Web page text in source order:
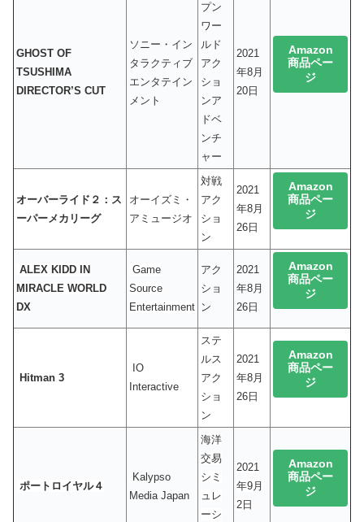
GHOST OF
TSUSHIMA
DIRECTOR’S CUT
ソニー・イン
タラクティブ
エンタテイン
メント
プン
ワー
ルド
アク
ショ
ンア
ドベ
ンチ
ャー
2021
年8月
20日
Amazon
商品ペー
ジ
オーバーライド２：ス
ーパーメカリーグ
オーイズミ・
アミュージオ
対戦
アク
ショ
ン
2021
年8月
26日
Amazon
商品ペー
ジ
ALEX KIDD IN
MIRACLE WORLD
DX
Game
Source
Entertainment
アク
ショ
ン
2021
年8月
26日
Amazon
商品ペー
ジ
Hitman 3
IO
Interactive
ステ
ルス
アク
ショ
ン
2021
年8月
26日
Amazon
商品ペー
ジ
ポートロイヤル４
Kalypso
Media Japan
海洋
交易
シミ
ュレ
ーシ
2021
年9月
2日
Amazon
商品ペー
ジ